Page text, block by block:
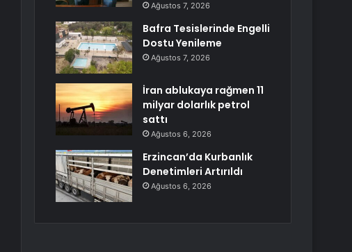
Ağustos 7, 2026
Bafra Tesislerinde Engelli
Dostu Yenileme
Ağustos 7, 2026
İran ablukaya rağmen 11
milyar dolarlık petrol
sattı
Ağustos 6, 2026
Erzincan’da Kurbanlık
Denetimleri Artırıldı
Ağustos 6, 2026